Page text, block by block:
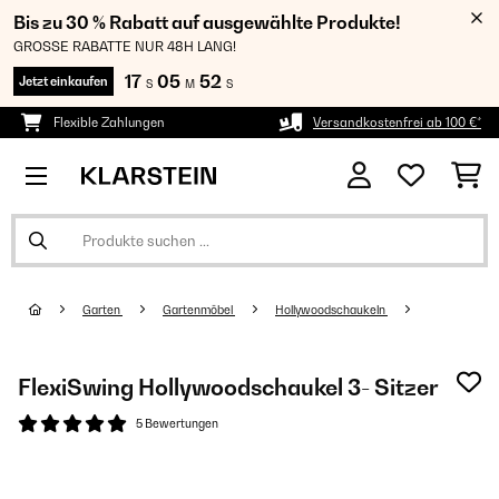
Bis zu 30 % Rabatt auf ausgewählte Produkte!
GROSSE RABATTE NUR 48H LANG!
Jetzt einkaufen 17 S 05 M 52 S
Flexible Zahlungen Versandkostenfrei ab 100 €*
Garten Gartenmöbel Hollywoodschaukeln
FlexiSwing Hollywoodschaukel 3- Sitzer
5 Bewertungen